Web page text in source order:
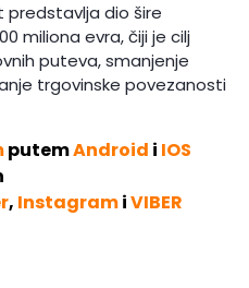
predstavlja dio šire
miliona evra, čiji je cilj
puteva, smanjenje
trgovinske povezanosti
putemAndroid i IOS
, InstagramiVIBER